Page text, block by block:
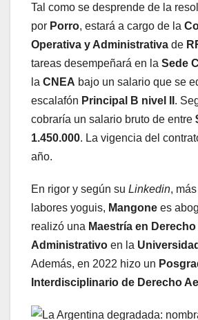
Tal como se desprende de la
por Porro, estará a cargo de la
Operativa y Administrativa de
tareas desempeñará en la Sede
la CNEA bajo un salario que se
escalafón Principal B nivel II .
cobraría un salario bruto de entre
1.450.000. La vigencia del
año.
En rigor y según su Linkedin,
labores yoguis, Mangone es
realizó una Maestría en Derecho
Administrativo en la
Además, en 2022 hizo un
Interdisciplinario de Derecho